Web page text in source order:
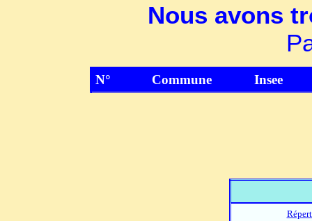
Nous avons
N° Commune Insee